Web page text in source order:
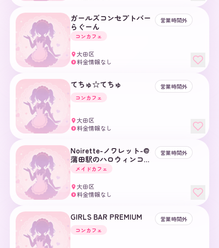
ガールズコンセプトバー
らぐーん
営業時間外
コンカフェ
大田区
¥ 料金情報なし
てちゅ☆てちゅ
営業時間外
コンカフェ
大田区
¥ 料金情報なし
Noirette-ノワレット-@
蒲田駅のハロウィンコン
カフェ
営業時間外
メイドカフェ
大田区
¥ 料金情報なし
GIRLS BAR PREMIUM
営業時間外
コンカフェ